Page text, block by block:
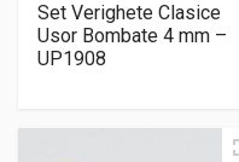
Set Verighete Clasice
Usor Bombate 4 mm –
UP1908